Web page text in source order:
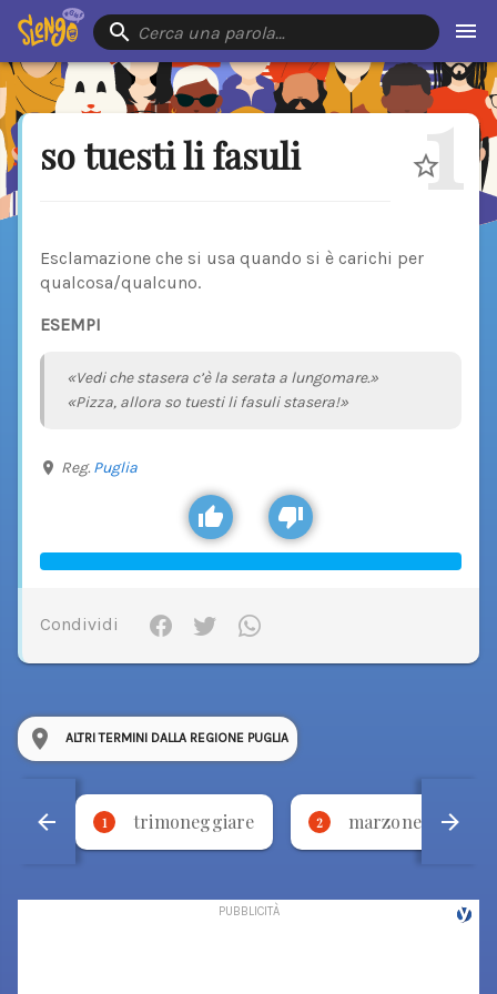
Cerca una parola…
so tuesti li fasuli 1
Esclamazione che si usa quando si è carichi per
qualcosa/qualcuno.
ESEMPI
«Vedi che stasera c’è la serata a lungomare.»
«Pizza, allora so tuesti li fasuli stasera!»
Reg. Puglia
Condividi
ALTRI TERMINI DALLA REGIONE PUGLIA
1 trimoneggiare 2 marzone